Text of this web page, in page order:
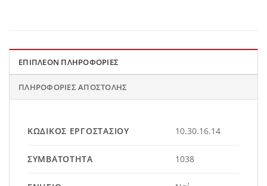
ΕΠΙΠΛΈΟΝ ΠΛΗΡΟΦΟΡΊΕΣ
ΠΛΗΡΟΦΟΡΊΕΣ ΑΠΟΣΤΟΛΉΣ
ΚΩΔΙΚΌΣ ΕΡΓΟΣΤΑΣΊΟΥ 10.30.16.14
ΣΥΜΒΑΤΌΤΗΤΑ 1038